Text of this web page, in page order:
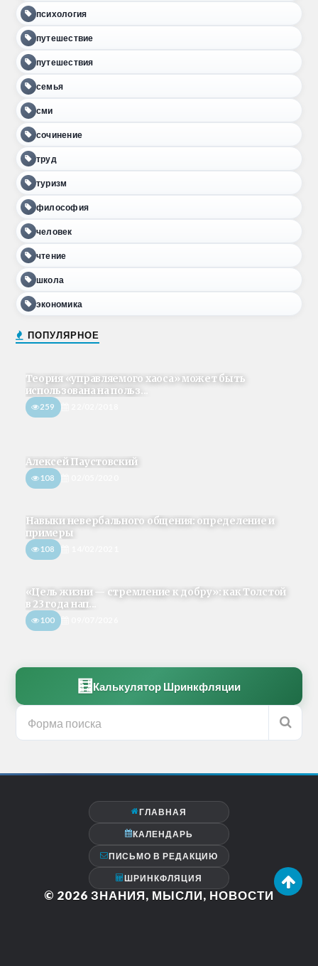
психология
путешествие
путешествия
семья
сми
сочинение
труд
туризм
философия
человек
чтение
школа
экономика
ПОПУЛЯРНОЕ
Теория «управляемого хаоса» может быть
использована на польз...
259
Алексей Паустовский
108
Навыки невербального общения: определение и
примеры
108
«Цель жизни — стремление к добру»: как Толстой
в 23 года нап...
100
🧮 Калькулятор Шринкфляции
ГЛАВНАЯ
КАЛЕНДАРЬ
ПИСЬМО В РЕДАКЦИЮ
ШРИНКФЛЯЦИЯ
© 2026 ЗНАНИЯ, МЫСЛИ, НОВОСТИ